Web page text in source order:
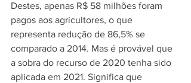
Destes, apenas R$ 58 milhões foram
pagos aos agricultores, o que
representa redução de 86,5% se
comparado a 2014. Mas é provável que
a sobra do recurso de 2020 tenha sido
aplicada em 2021. Significa que